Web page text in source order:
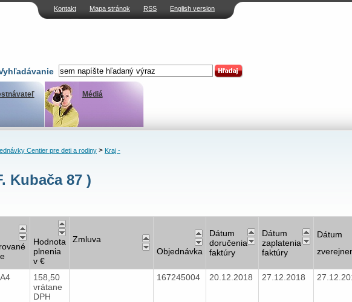
Kontakt Mapa stránok RSS English version
Médiá
Centier pre deti a rodiny> Kraj -
Kubača 87 )
Hodnota
plnenia
v €
Zmluva
Objednávka
Dátum
doručenia
faktúry
Dátum
zaplatenia
faktúry
Dátum
158,50
vrátane
DPH
167245004 20.12.2018 27.12.2018